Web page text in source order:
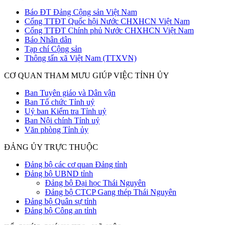
Báo ĐT Đảng Cộng sản Việt Nam
Cổng TTĐT Quốc hội Nước CHXHCN Việt Nam
Cổng TTĐT Chính phủ Nước CHXHCN Việt Nam
Báo Nhân dân
Tạp chí Cộng sản
Thông tấn xã Việt Nam (TTXVN)
CƠ QUAN THAM MƯU GIÚP VIỆC TỈNH ỦY
Ban Tuyên giáo và Dân vận
Ban Tổ chức Tỉnh uỷ
Uỷ ban Kiểm tra Tỉnh uỷ
Ban Nội chính Tỉnh uỷ
Văn phòng Tỉnh ủy
ĐẢNG ỦY TRỰC THUỘC
Đảng bộ các cơ quan Đảng tỉnh
Đảng bộ UBND tỉnh
Đảng bộ Đại học Thái Nguyên
Đảng bộ CTCP Gang thép Thái Nguyên
Đảng bộ Quân sự tỉnh
Đảng bộ Công an tỉnh